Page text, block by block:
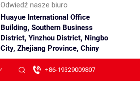
Odwiedź nasze biuro
Huayue International Office
Building, Southern Business
District, Yinzhou District, Ningbo
City, Zhejiang Province, Chiny
+86-19329009807